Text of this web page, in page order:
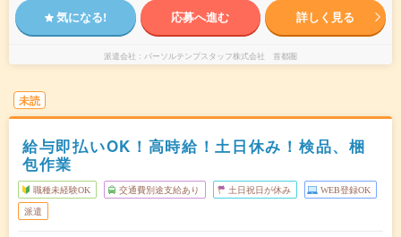
気になる! 応募へ進む 詳しく見る
派遣会社 パーソルテンプスタッフ株式会社 首都圏
未読
給与即払いOK！高時給！土日休み！検品、梱
包作業
職種未経験OK 交通費別途支給あり 土日祝日が休み WEB登録OK
派遣